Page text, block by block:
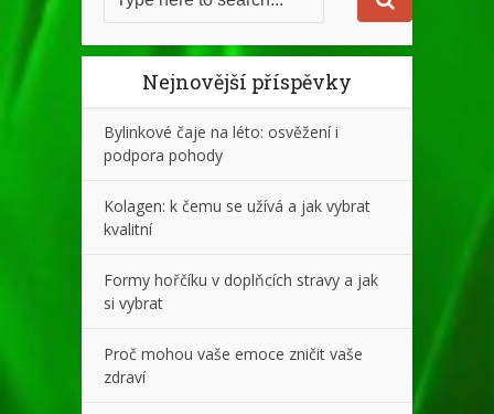
Nejnovější příspěvky
Bylinkové čaje na léto: osvěžení i
podpora pohody
Kolagen: k čemu se užívá a jak vybrat
kvalitní
Formy hořčíku v doplňcích stravy a jak
si vybrat
Proč mohou vaše emoce zničit vaše
zdraví